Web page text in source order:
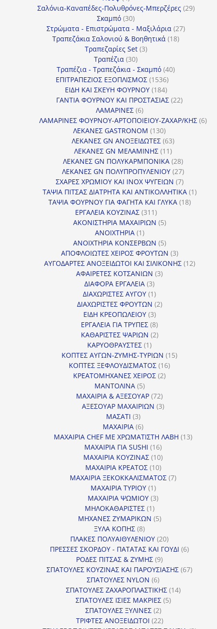
προϊόντα
Σαλόνια-Καναπέδες-Πολυθρόνες-Μπερζέρες 2929
Σκαμπό 3030
προϊόντα
Στρώματα - Επιστρώματα - Μαξιλάρια 2727
Τραπεζάκια Σαλονιού & Βοηθητικά 1818
Τραπεζαρίες Set 33
Τραπέζια 3030
προϊόντα
Τραπέζια - Τραπεζάκια - Σκαμπό 4040
ΕΠΙΤΡΑΠΕΖΙΟΣ ΕΞΟΠΛΙΣΜΟΣ 15361536
προϊόντα
ΕΙΔΗ ΚΑΙ ΣΚΕΥΗ ΦΟΥΡΝΟΥ 184184
προϊόντα
ΓΑΝΤΙΑ ΦΟΥΡΝΟΥ ΚΑΙ ΠΡΟΣΤΑΣΙΑΣ 2222
ΛΑΜΑΡΙΝΕΣ 66
προϊόντα
ΛΑΜΑΡΙΝΕΣ ΦΟΥΡΝΟΥ-ΑΡΤΟΠΟΙΕΙΟΥ-ΖΑΧΑΡ/ΚΗΣ 66
ΛΕΚΑΝΕΣ GASTRONOM 130130
προϊόντα
ΛΕΚΑΝΕΣ GN ΑΝΟΞΕΙΔΩΤΕΣ 6363
ΛΕΚΑΝΕΣ GN ΜΕΛΑΜΙΝΗΣ 1111
προϊόντα
ΛΕΚΑΝΕΣ GN ΠΟΛΥΚΑΡΜΠΟΝΙΚΑ 2828
προϊόντα
ΛΕΚΑΝΕΣ GN ΠΟΛΥΠΡΟΠΥΛΕΝΙΟΥ 2727
προϊόντα
ΣΧΑΡΕΣ ΧΡΩΜΙΟΥ ΚΑΙ INOX ΨΥΓΕΙΩΝ 77
προϊόντα
ΤΑΨΙΑ ΠΙΤΣΑΣ ΔΙΑΤΡΗΤΑ ΚΑΙ ΑΝΤΙΚΟΛΛΗΤΙΚΑ 11
ΤΑΨΙΑ ΦΟΥΡΝΟΥ ΓΙΑ ΦΑΓΗΤΑ ΚΑΙ ΓΛΥΚΑ 1818
ΕΡΓΑΛΕΙΑ ΚΟΥΖΙΝΑΣ 311311
προϊόντα
ΑΚΟΝΙΣΤΗΡΙΑ ΜΑΧΑΙΡΙΩΝ 55
ΑΝΟΙΧΤΗΡΙΑ 11
προϊόν
ΑΝΟΙΧΤΗΡΙΑ ΚΟΝΣΕΡΒΩΝ 55
προϊόντα
ΑΠΟΦΛΟΙΩΤΕΣ ΧΕΙΡΟΣ ΦΡΟΥΤΩΝ 33
προϊόντα
ΑΥΓΟΔΑΡΤΕΣ ΑΝΟΞΕΙΔΩΤΟΙ ΚΑΙ ΣΙΛΙΚΟΝΗΣ 1212
ΑΦΑΙΡΕΤΕΣ ΚΟΤΣΑΝΙΩΝ 33
ΔΙΑΦΟΡΑ ΕΡΓΑΛΕΙΑ 33
προϊόντα
ΔΙΑΧΩΡΙΣΤΕΣ ΑΥΓΟΥ 11
προϊόν
ΔΙΑΧΩΡΙΣΤΕΣ ΦΡΟΥΤΩΝ 22
ΕΙΔΗ ΚΡΕΟΠΩΛΕΙΟΥ 33
προϊόντα
ΕΡΓΑΛΕΙΑ ΓΙΑ ΤΡΥΠΕΣ 88
προϊόντα
ΚΑΘΑΡΙΣΤΕΣ ΨΑΡΙΩΝ 22
ΚΑΡΥΟΘΡΑΥΣΤΕΣ 11
προϊόν
ΚΟΠΤΕΣ ΑΥΓΩΝ-ΖΥΜΗΣ-ΤΥΡΙΩΝ 1515
ΚΟΠΤΕΣ ΞΕΦΛΟΥΔΙΣΜΑΤΟΣ 1616
ΚΡΕΑΤΟΜΗΧΑΝΕΣ ΧΕΙΡΟΣ 22
ΜΑΝΤΟΛΙΝΑ 55
προϊόντα
ΜΑΧΑΙΡΙΑ & ΑΞΕΣΟΥΑΡ 7272
προϊόντα
ΑΞΕΣΟΥΑΡ ΜΑΧΑΙΡΙΩΝ 33
ΜΑΣΑΤΙ 33
προϊόντα
ΜΑΧΑΙΡΙΑ 66
προϊόντα
ΜΑΧΑΙΡΙΑ CHEF ΜΕ ΧΡΩΜΑΤΙΣΤΗ ΛΑΒΗ 1313
ΜΑΧΑΙΡΙΑ ΓΙΑ SUSHI 1616
προϊόντα
ΜΑΧΑΙΡΙΑ ΚΟΥΖΙΝΑΣ 1010
προϊόντα
ΜΑΧΑΙΡΙΑ ΚΡΕΑΤΟΣ 1010
προϊόντα
ΜΑΧΑΙΡΙΑ ΞΕΚΟΚΚΑΛΙΣΜΑΤΟΣ 77
ΜΑΧΑΙΡΙΑ ΤΥΡΙΟΥ 11
προϊόν
ΜΑΧΑΙΡΙΑ ΨΩΜΙΟΥ 33
ΜΗΛΟΚΑΘΑΡΙΣΤΕΣ 11
προϊόν
ΜΗΧΑΝΕΣ ΖΥΜΑΡΙΚΩΝ 55
ΞΥΛΑ ΚΟΠΗΣ 88
προϊόντα
ΠΛΑΚΕΣ ΠΟΛΥΑΙΘΥΛΕΝΙΟΥ 2020
προϊόντα
ΠΡΕΣΣΕΣ ΣΚΟΡΔΟΥ - ΠΑΤΑΤΑΣ ΚΑΙ ΓΟΥΔΙ 66
ΡΟΔΕΣ ΠΙΤΣΑΣ & ΖΥΜΗΣ 99
προϊόντα
ΣΠΑΤΟΥΛΕΣ ΚΟΥΖΙΝΑΣ ΚΑΙ ΠΑΡΟΥΣΙΑΣΗΣ 6767
ΣΠΑΤΟΥΛΕΣ NYLON 66
προϊόντα
ΣΠΑΤΟΥΛΕΣ ΖΑΧΑΡΟΠΛΑΣΤΙΚΗΣ 1414
ΣΠΑΤΟΥΛΕΣ ΙΣΙΕΣ ΜΑΚΡΙΕΣ 55
ΣΠΑΤΟΥΛΕΣ ΞΥΛΙΝΕΣ 22
προϊόντα
ΤΡΙΦΤΕΣ ΑΝΟΞΕΙΔΩΤΟΙ 2222